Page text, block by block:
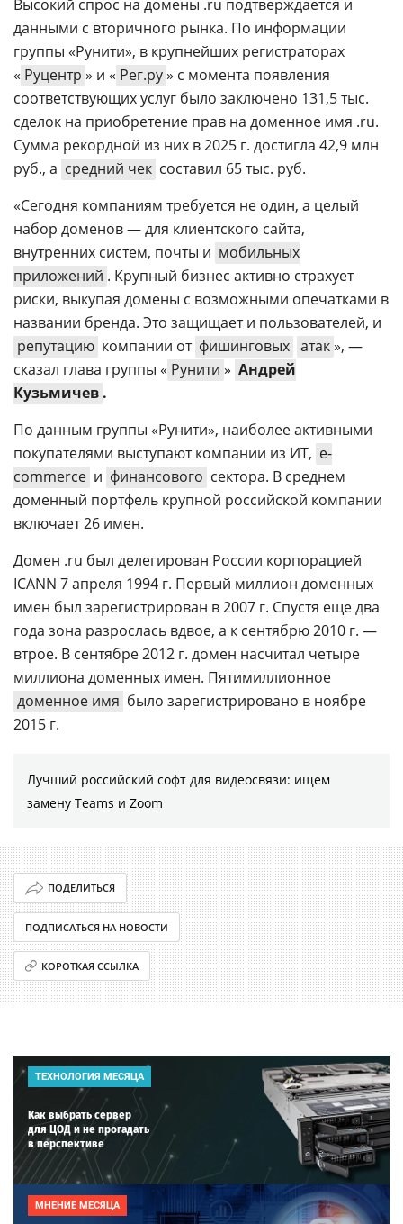
Высокий спрос на домены .ru подтверждается и
данными с вторичного рынка. По информации
группы «Рунити», в крупнейших регистраторах
« Руцентр » и « Рег.ру» с момента появления
соответствующих услуг было заключено 131,5 тыс.
сделок на приобретение прав на доменное имя .ru.
Сумма рекордной из них в 2025 г. достигла 42,9 млн
руб., а средний чек составил 65 тыс. руб.
«Сегодня компаниям требуется не один, а целый
набор доменов — для клиентского сайта,
внутренних систем, почты и мобильных
приложений . Крупный бизнес активно страхует
риски, выкупая домены с возможными опечатками в
названии бренда. Это защищает и пользователей, и
репутацию компании от фишинговых атак», —
сказал глава группы « Рунити » Андрей
Кузьмичев .
По данным группы «Рунити», наиболее активными
покупателями выступают компании из ИТ, e-
commerce и финансового сектора. В среднем
доменный портфель крупной российской компании
включает 26 имен.
Домен .ru был делегирован России корпорацией
ICANN 7 апреля 1994 г. Первый миллион доменных
имен был зарегистрирован в 2007 г. Спустя еще два
года зона разрослась вдвое, а к сентябрю 2010 г. —
втрое. В сентябре 2012 г. домен насчитал четыре
миллиона доменных имен. Пятимиллионное
доменное имя было зарегистрировано в ноябре
2015 г.
Лучший российский софт для видеосвязи: ищем
замену Teams и Zoom
ПОДЕЛИТЬСЯ
ПОДПИСАТЬСЯ НА НОВОСТИ
КОРОТКАЯ ССЫЛКА
ТЕХНОЛОГИЯ МЕСЯЦА
Как выбрать сервер
для ЦОД и не прогадать
в перспективе
МНЕНИЕ МЕСЯЦА